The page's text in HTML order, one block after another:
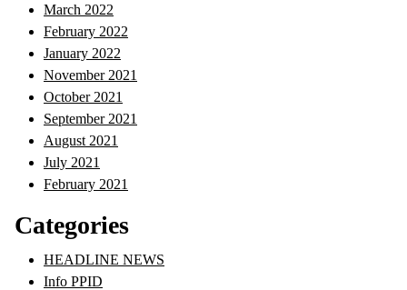
March 2022
February 2022
January 2022
November 2021
October 2021
September 2021
August 2021
July 2021
February 2021
Categories
HEADLINE NEWS
Info PPID